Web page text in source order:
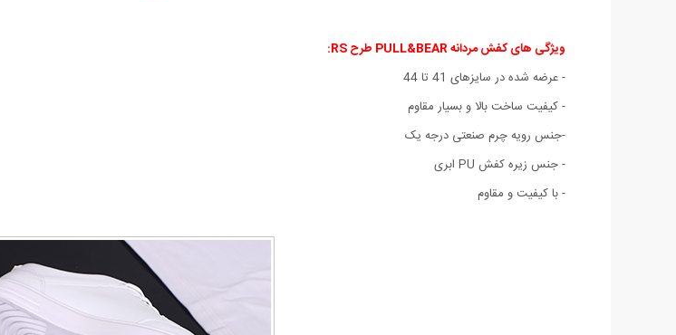
ویژگی هایکفش مردانه PULL&BEAR طرح RS:
- عرضه شده در سایزهای 41 تا 44
- کیفیت ساخت بالا و بسیار مقاوم
-جنس رویه چرم صنعتی درجه یک
- جنس زیره کفش PU ابری
- با کیفیت و مقاوم